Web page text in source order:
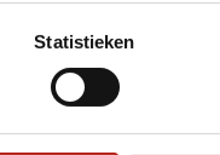
Statistieken
Eenvoudig ruilen of retour